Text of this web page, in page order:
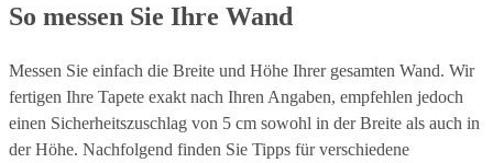
So messen Sie Ihre Wand
Messen Sie einfach die Breite und Höhe Ihrer gesamten Wand. Wir
fertigen Ihre Tapete exakt nach Ihren Angaben, empfehlen jedoch
einen Sicherheitszuschlag von 5 cm sowohl in der Breite als auch in
der Höhe. Nachfolgend finden Sie Tipps für verschiedene